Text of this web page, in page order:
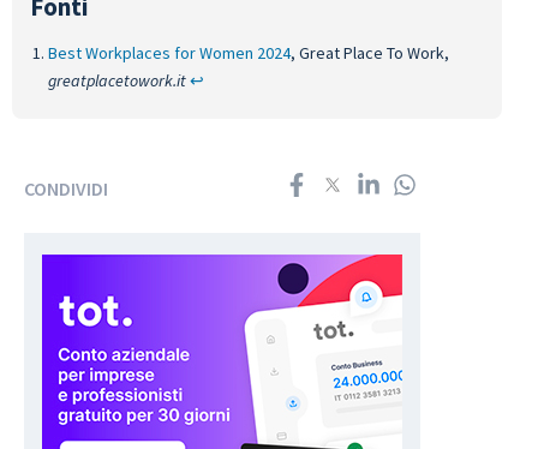
Best Workplaces for Women 2024, Great Place To Work,
greatplacetowork.it↩︎
CONDIVIDI